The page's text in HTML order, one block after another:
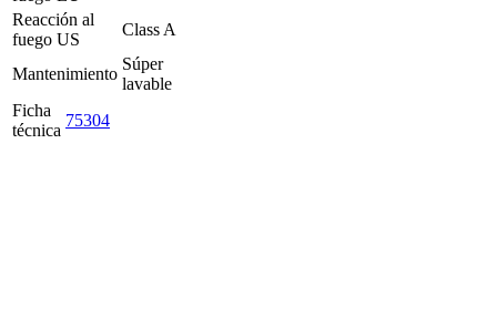
Reacción al
fuego US
Class A
Mantenimiento
Súper
lavable
Ficha
técnica
75304